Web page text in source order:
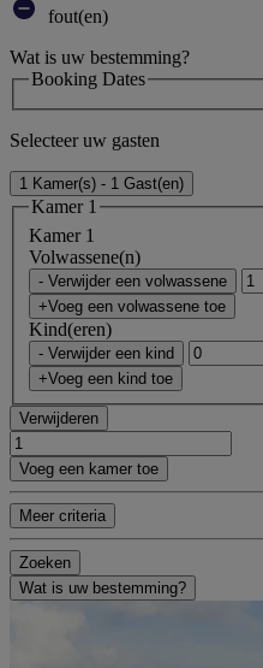
fout(en)
Wat is uw bestemming?
Booking Dates
Selecteer uw gasten
1 Kamer(s) - 1 Gast(en)
Kamer 1
Kamer 1
Volwassene(n)
- Verwijder een volwassene
+Voeg een volwassene toe
Kind(eren)
- Verwijder een kind
+Voeg een kind toe
Verwijderen
Voeg een kamer toe
Meer criteria
Zoeken
Wat is uw bestemming?